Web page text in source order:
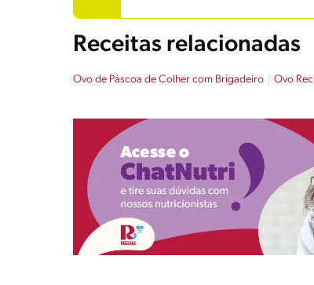
Receitas relacionadas
Ovo de Páscoa de Colher com Brigadeiro Ovo